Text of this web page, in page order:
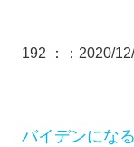
192 ： ：2020/
バイデンにな